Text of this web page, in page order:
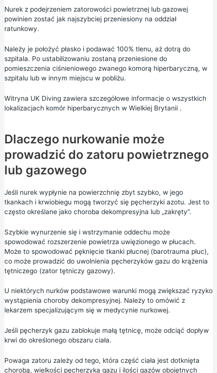
Nurek z podejrzeniem zatorowości powietrznej lub gazowej
powinien zostać jak najszybciej przeniesiony na oddział
ratunkowy.
Należy je położyć płasko i podawać 100% tlenu, aż dotrą do
szpitala. Po ustabilizowaniu zostaną przeniesione do
pomieszczenia ciśnieniowego zwanego komorą hiperbaryczną, w
szpitalu lub w innym miejscu w pobliżu.
Witryna UK Diving zawiera szczegółowe informacje o wszystkich
lokalizacjach komór hiperbarycznych w Wielkiej Brytanii.
Dlaczego nurkowanie może
prowadzić do zatoru powietrznego
lub gazowego
Jeśli nurek wypłynie na powierzchnię zbyt szybko, w jego
tkankach i krwiobiegu mogą tworzyć się pęcherzyki azotu. Jest to
często określane jako choroba dekompresyjna lub „zakręty”.
Szybkie wynurzenie się i wstrzymanie oddechu może
spowodować rozszerzenie powietrza uwięzionego w płucach.
Może to spowodować pęknięcie tkanki płucnej (barotrauma płuc),
co może prowadzić do uwolnienia pęcherzyków gazu do krążenia
tętniczego (zator tętniczy gazowy).
U niektórych nurków podstawowe warunki mogą zwiększać ryzyko
wystąpienia choroby dekompresyjnej. Należy to omówić z
lekarzem specjalizującym się w medycynie nurkowej.
Jeśli pęcherzyk gazu zablokuje małą tętnicę, może odciąć dopływ
krwi do określonego obszaru ciała.
Powaga zatoru zależy od tego, która część ciała jest dotknięta
chorobą, wielkości pęcherzyka gazu i ilości gazów obojętnych